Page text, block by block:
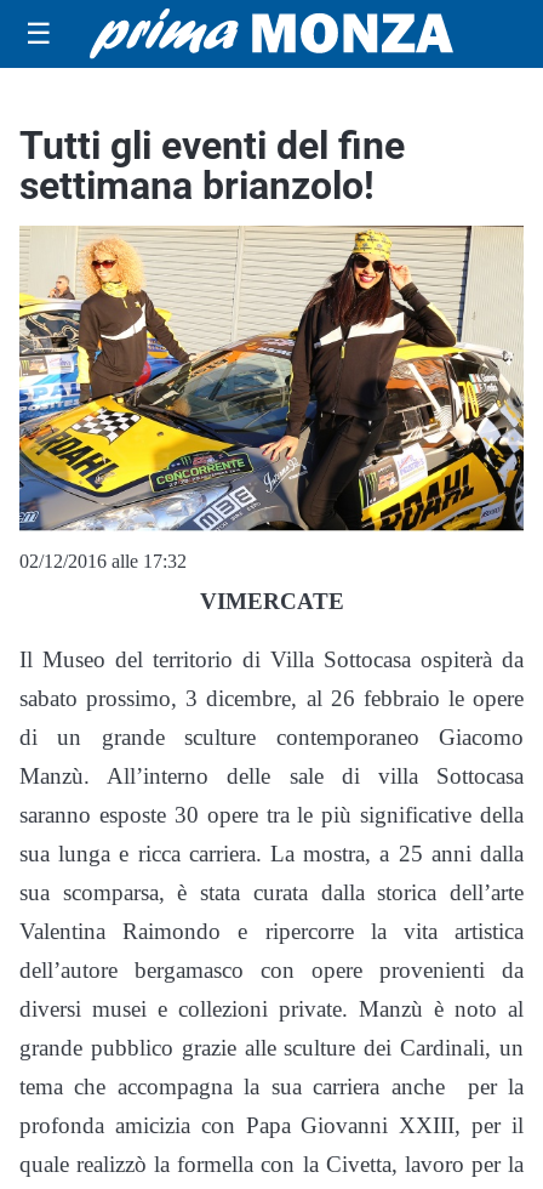
☰
Tutti gli eventi del fine
settimana brianzolo!
02/12/2016 alle 17:32
VIMERCATE
Il Museo del territorio di Villa Sottocasa ospiterà da
sabato prossimo, 3 dicembre, al 26 febbraio le opere
di un grande sculture contemporaneo Giacomo
Manzù. All’interno delle sale di villa Sottocasa
saranno esposte 30 opere tra le più significative della
sua lunga e ricca carriera. La mostra, a 25 anni dalla
sua scomparsa, è stata curata dalla storica dell’arte
Valentina Raimondo e ripercorre la vita artistica
dell’autore bergamasco con opere provenienti da
diversi musei e collezioni private. Manzù è noto al
grande pubblico grazie alle sculture dei Cardinali, un
tema che accompagna la sua carriera anche per la
profonda amicizia con Papa Giovanni XXIII, per il
quale realizzò la formella con la Civetta, lavoro per la